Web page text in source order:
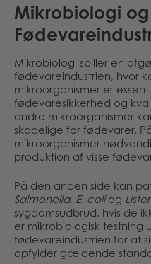
Mikrobiologi og
Mikrobiologi spiller en
fødevareindustrien, hvor
mikroorganismer er
fødevaresikkerhed og
andre mikroorganismer
skadelige for fødevarer.
mikroorganismer
produktion af visse
På den anden side kan
Salmonella, E. coliog
sygdomsudbrud, hvis de
er mikrobiologisk testning
fødevareindustrien for at
opfylder gældende